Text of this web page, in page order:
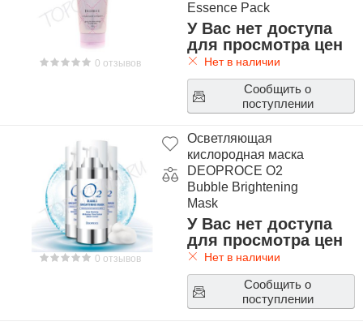
0 отзывов
Essence Pack
У Вас нет доступа
для просмотра цен
Нет в наличии
Сообщить о
поступлении
0 отзывов
Осветляющая
кислородная маска
DEOPROCE O2
Bubble Brightening
Mask
У Вас нет доступа
для просмотра цен
Нет в наличии
Сообщить о
поступлении